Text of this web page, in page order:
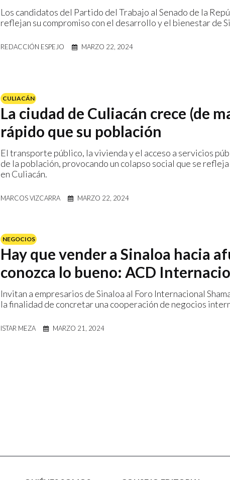
Los candidatos del Partido del Trabajo al Senado de la
reflejan su compromiso con el desarrollo y el bienestar de
REDACCIÓN ESPEJO MARZO 22, 2024
CULIACÁN
La ciudad de Culiacán crece (de
rápido que su población
El transporte público, la vivienda y el acceso a servicios
de la población, provocando un colapso social que se
en Culiacán.
MARCOS VIZCARRA MARZO 22, 2024
NEGOCIOS
Hay que vender a Sinaloa hacia
conozca lo bueno: ACD
Invitan a empresarios de Sinaloa al Foro Internacional
la finalidad de concretar una cooperación de negocios
ISTAR MEZA MARZO 21, 2024